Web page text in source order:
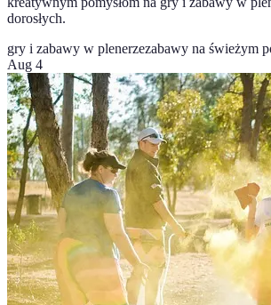
dorosłych.
gry i zabawy w plenerzezabawy na świeżym
Aug 4